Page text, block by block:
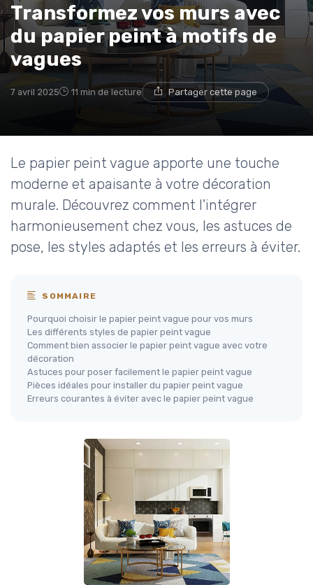
Transformez vos murs avec
du papier peint à motifs de
vagues
7 avril 2025 11 min de lecture Partager cette page
Le papier peint vague apporte une touche
moderne et apaisante à votre décoration
murale. Découvrez comment l'intégrer
harmonieusement chez vous, les astuces de
pose, les styles adaptés et les erreurs à éviter.
SOMMAIRE
Pourquoi choisir le papier peint vague pour vos murs
Les différents styles de papier peint vague
Comment bien associer le papier peint vague avec votre
décoration
Astuces pour poser facilement le papier peint vague
Pièces idéales pour installer du papier peint vague
Erreurs courantes à éviter avec le papier peint vague